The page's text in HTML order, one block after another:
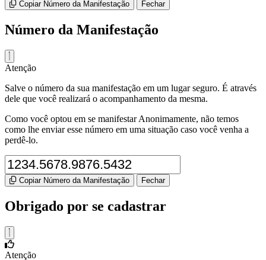
Copiar Número da Manifestação Fechar
Número da Manifestação
Atenção
Salve o número da sua manifestação em um lugar seguro. É através
dele que você realizará o acompanhamento da mesma.
Como você optou em se manifestar Anonimamente, não temos
como lhe enviar esse número em uma situação caso você venha a
perdê-lo.
Copiar Número da Manifestação Fechar
Obrigado por se cadastrar
Atenção